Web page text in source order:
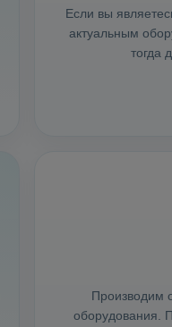
Если вы
актуальным
тогда
Производим
оборудования.